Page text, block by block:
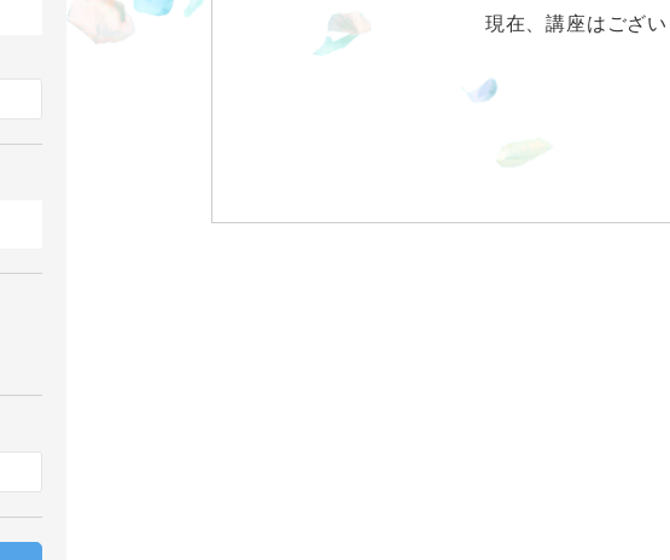
現在、講座はござ